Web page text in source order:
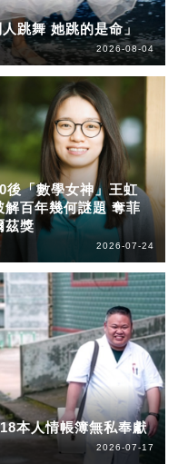
跳舞 她跳的是命」
2026-08-04
後「數學女神」王虹
解百年幾何謎題 奪菲
茲獎
2026-07-24
本人情帳簿無私奉獻
2026-07-17